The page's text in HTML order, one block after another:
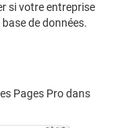
si votre entreprise
de données.
Pages Pro dans